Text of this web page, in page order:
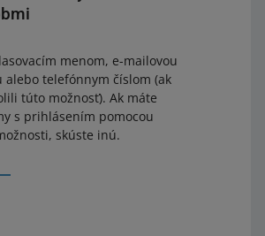
menom, e-mailovou
alebo telefónnym číslom (ak
túto možnosť). Ak máte
s prihlásením pomocou
skúste inú.